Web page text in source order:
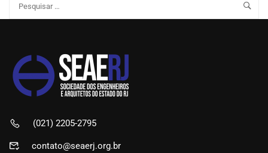
(021) 2205-2795
contato@seaerj.org.br